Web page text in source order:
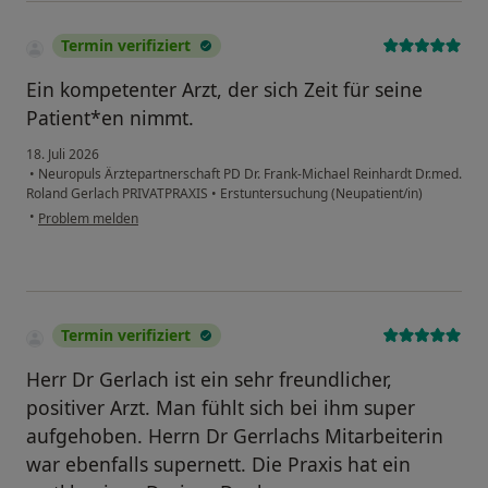
Termin verifiziert
Ein kompetenter Arzt, der sich Zeit für seine
Patient*en nimmt.
18. Juli 2026
• Neuropuls Ärztepartnerschaft PD Dr. Frank-Michael Reinhardt Dr.med.
Roland Gerlach PRIVATPRAXIS • Erstuntersuchung (Neupatient/in)
• Problem melden
Termin verifiziert
Herr Dr Gerlach ist ein sehr freundlicher,
positiver Arzt. Man fühlt sich bei ihm super
aufgehoben. Herrn Dr Gerrlachs Mitarbeiterin
war ebenfalls supernett. Die Praxis hat ein